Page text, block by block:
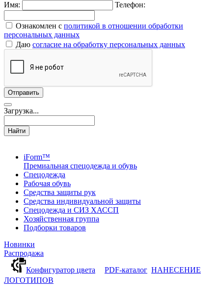
Имя: Телефон:
Ознакомлен с политикой в отношении обработки
персональных данных
Даю согласие на обработку персональных данных
Загрузка...
Найти
iForm™
Премиальная спецодежда и обувь
Спецодежда
Рабочая обувь
Средства защиты рук
Средства индивидуальной защиты
Спецодежда и СИЗ ХАССП
Хозяйственная группа
Подборки товаров
Новинки
Распродажа
Конфигуратор цвета
PDF-каталог НАНЕСЕНИЕ
ЛОГОТИПОВ